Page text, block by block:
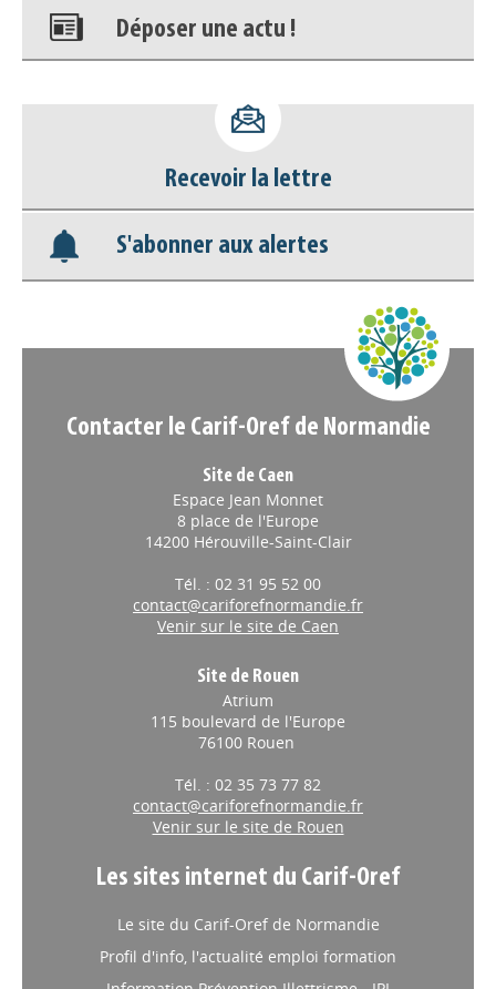
Déposer une actu !
déconnecter)
Base documentaire
Nos veilles Scoop.it
Recevoir la lettre
S'abonner aux alertes
Contacter le Carif-Oref de Normandie
Espace Jean Monnet
8 place de l'Europe
14200 Hérouville-Saint-Clair
Tél. : 02 31 95 52 00
contact@cariforefnormandie.fr
Venir sur le site de Caen
Atrium
115 boulevard de l'Europe
76100 Rouen
Tél. : 02 35 73 77 82
contact@cariforefnormandie.fr
Venir sur le site de Rouen
Les sites internet du Carif-Oref
Le site du Carif-Oref de Normandie
Profil d'info, l'actualité emploi formation